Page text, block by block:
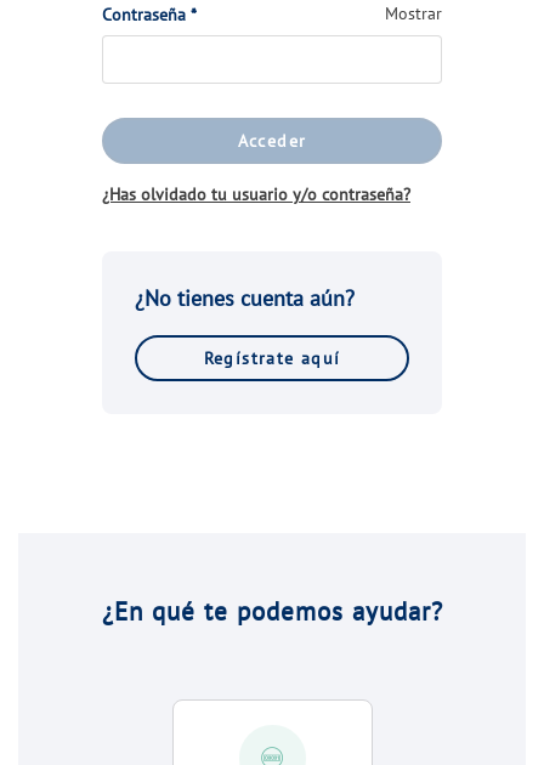
¿En qué te podemos ayudar?
Contraseña *(Obligatorio) Mostrar
Acceder
¿Has olvidado tu usuario y/o contraseña?
¿No tienes cuenta aún?
Regístrate aquí